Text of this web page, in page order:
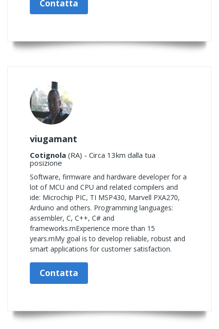
Contatta
viugamant
Cotignola (RA) - Circa 13km dalla tua
posizione
Software, firmware and hardware developer for a
lot of MCU and CPU and related compilers and
ide: Microchip PIC, TI MSP430, Marvell PXA270,
Arduino and others. Programming languages:
assembler, C, C++, C# and
frameworks.rnExperience more than 15
years.rnMy goal is to develop reliable, robust and
smart applications for customer satisfaction.
Contatta